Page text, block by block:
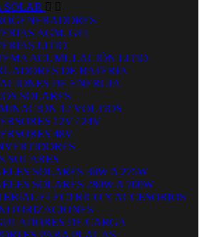
SOLAR  
AGM, GEL
LITIO
ACUMULACIÓN LITIO
DE BATERIA
DE ENERGIA
SOLARES
12 VOLTIOS
12V / 24V
48V
SOLARES
SOLARES 30W A 275W
SOLARES 280W A 700W
ELECTRICO Y ACCESORIOS
DE CARGA
PARA PLACAS